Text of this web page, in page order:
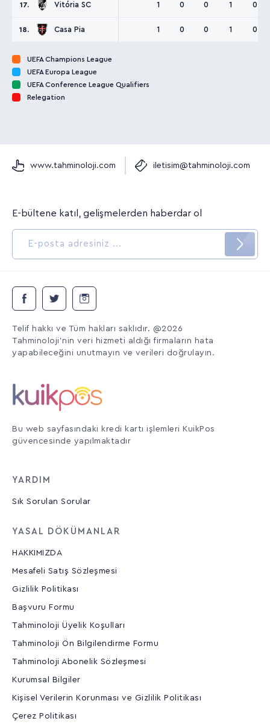
17. Vitória SC 1 0 0 1 0:1
18. Casa Pia 1 0 0 1 0:1
UEFA Champions League
UEFA Europa League
UEFA Conference League Qualifiers
Relegation
www.tahminoloji.com iletisim@tahminoloji.com
E-bültene katıl, gelişmelerden haberdar ol
Telif hakkı ve Tüm hakları saklıdır. @2026
Tahminoloji'nin veri hizmeti aldığı firmaların hata
yapabileceğini unutmayın ve verileri doğrulayın.
Bu web sayfasındaki kredi kartı işlemleri KuikPos
güvencesinde yapılmaktadır
YARDIM
Sık Sorulan Sorular
YASAL DÖKÜMANLAR
HAKKIMIZDA
Mesafeli Satış Sözleşmesi
Gizlilik Politikası
Başvuru Formu
Tahminoloji Üyelik Koşulları
Tahminoloji Ön Bilgilendirme Formu
Tahminoloji Abonelik Sözleşmesi
Kurumsal Bilgiler
Kişisel Verilerin Korunması ve Gizlilik Politikası
Çerez Politikası